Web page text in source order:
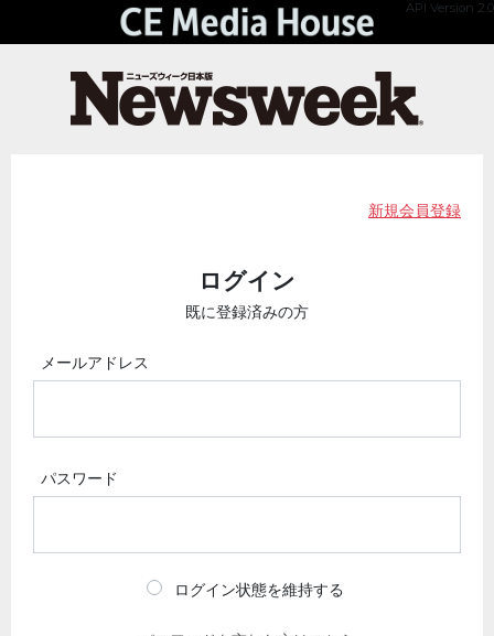
API Version 2.0
新規会員登録
ログイン
既に登録済みの方
メールアドレス
パスワード
ログイン状態を維持する